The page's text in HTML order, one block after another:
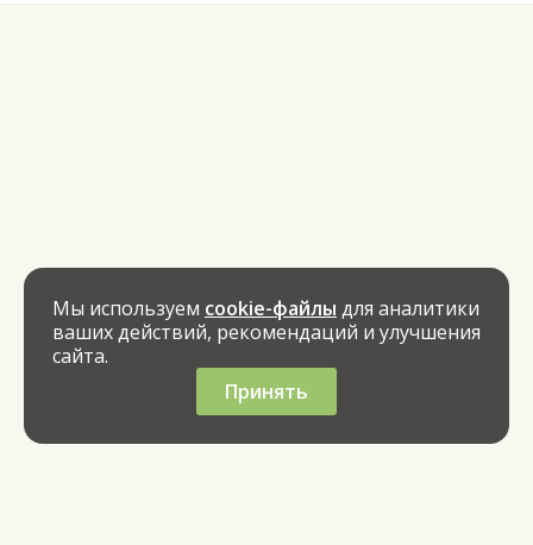
Мы используем cookie-файлы для аналитики
ваших действий, рекомендаций и улучшения
сайта.
Принять